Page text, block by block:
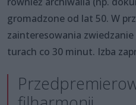
gromadzone od lat 50. W
zainteresowania zwiedzanie
turach co 30 minut. Izba